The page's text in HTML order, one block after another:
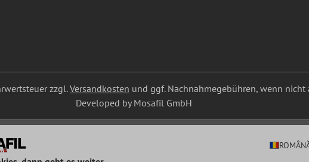
zzgl.Versandkosten und ggf. Nachnahmegebühren, wenn nicht
Developed by Mosafil GmbH